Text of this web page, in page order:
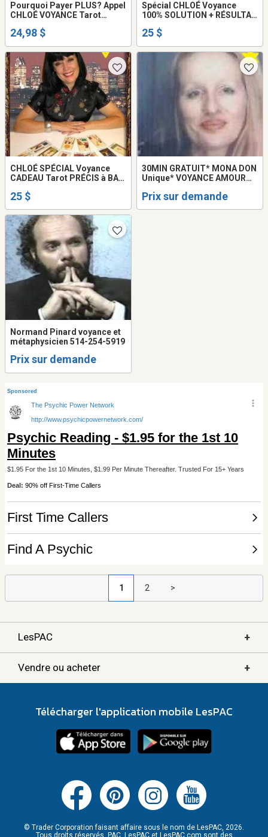
Pourquoi Payer PLUS? Appel
CHLOÉ VOYANCE Tarot
24,98 $
Spécial CHLOÉ Voyance
100% SOLUTION + RÉSULTAT
514-969-2563
25 $
CHLOÉ SPÉCIAL Voyance
CADEAU Tarot PRÉCIS à BAS
25 $
30MIN GRATUIT* MONA DON
Unique* VOYANCE AMOUR
MEDIUM Montréal LOVE
Tarot READING
Prix sur demande
Normand Pinard voyance et
métaphysicien 514-254-5919
Prix sur demande
1 2 >
LesPAC +
Vendre ou acheter +
Télécharger l'application mobile LesPAC
© Trader Corporation faisant affaire sous le nom de LesPAC, 2026.
Tous droits réservés. PAC, LesPAC et LesPAC.com sont des